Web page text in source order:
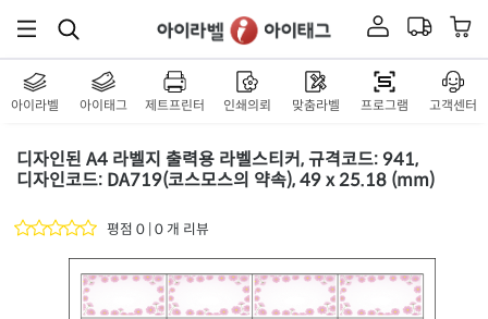
아이라벨 아이태그 제트프린터 인쇄의뢰 맞춤라벨 프로그램 고객센터
디자인된 A4 라벨지 출력용 라벨스티커, 규격코드: 941,
디자인코드: DA719(코스모스의 약속), 49 x 25.18 (mm)
평점 0 | 0 개 리뷰